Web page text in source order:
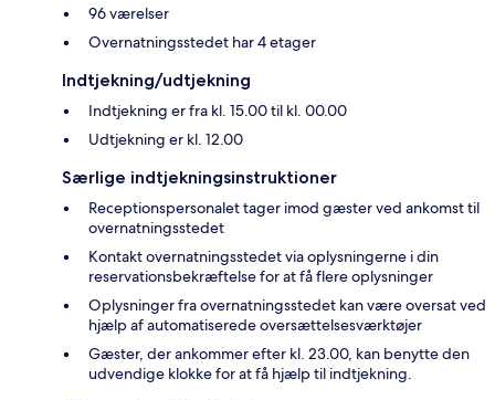
96 værelser
Overnatningsstedet har 4 etager
Indtjekning/udtjekning
Indtjekning er fra kl. 15.00 til kl. 00.00
Udtjekning er kl. 12.00
Særlige indtjekningsinstruktioner
Receptionspersonalet tager imod gæster ved ankomst til
overnatningsstedet
Kontakt overnatningsstedet via oplysningerne i din
reservationsbekræftelse for at få flere oplysninger
Oplysninger fra overnatningsstedet kan være oversat ved
hjælp af automatiserede oversættelsesværktøjer
Gæster, der ankommer efter kl. 23.00, kan benytte den
udvendige klokke for at få hjælp til indtjekning.